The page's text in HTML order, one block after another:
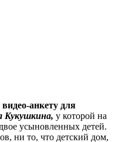
анкету для
Кукушкина, у которой на
усыновленных детей.
ни то, что детский дом,